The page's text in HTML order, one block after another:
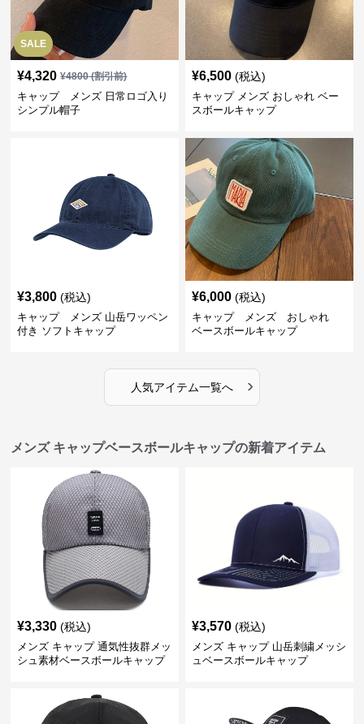
SALE
¥4,320 ¥4800(割引前)
キャップ メンズ 日常ロゴ入り
シンプル帽子
¥6,500 (税込)
キャップ メンズ おしゃれ ベー
スボールキャップ
¥3,800 (税込)
キャップ メンズ 山岳ワッペン
付き ソフトキャップ
¥6,000 (税込)
キャップ メンズ おしゃれ
ベースボールキャップ
人気アイテム一覧へ ›
メンズ キャップベースボールキャップの新着アイテム
¥3,330 (税込)
メンズ キャップ 通気性抜群メッ
シュ素材ベースボールキャップ
¥3,570 (税込)
メンズ キャップ 山岳刺繍メッシ
ュベースボールキャップ